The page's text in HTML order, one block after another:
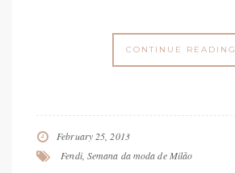
CONTINUE READING
February 25, 2013
Fendi, Semana da moda de Milão